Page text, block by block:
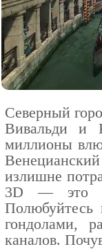
Северный
Вивальди и
миллионы
излишне
3D — это
Полюбуйтесь
гондолами,
каналов.